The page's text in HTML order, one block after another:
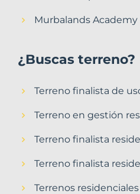
Murbalands Academy
¿Buscas terreno?
Terreno finalista de
Terreno en gestión
Terreno finalista
Terreno finalista
Terrenos